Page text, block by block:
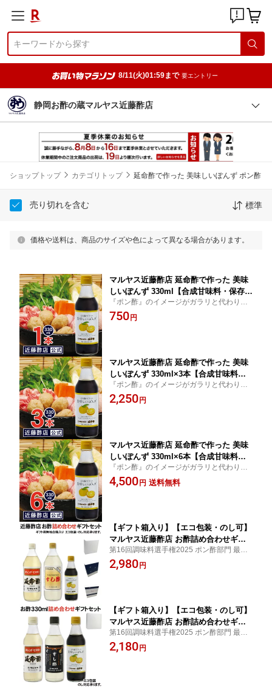
8/11(火)01:59まで 要エントリー
静岡お酢の蔵マルヤス近藤酢店
ショップトップ カテゴリトップ 延命酢で作った 美味しいぽんず ポン酢
売り切れを含む 標準
価格や送料は、商品のサイズや色によって異なる場合があります。
マルヤス近藤酢店 延命酢で作った 美味
しいぽんず 330ml【合成甘味料・保存料
未使用】【日本産、昆布だし、ゆず果
汁、醤油原料使用（大豆・小麦・食
『ポン酢』のイメージがガラリと代わりま
す！延命酢と国産原料を使って、やさしい
ぽん酢ができました！
750 円
マルヤス近藤酢店 延命酢で作った 美味
しいぽんず 330ml×3本【合成甘味料・
保存料未使用】【日本産、昆布だし、ゆ
ず果汁、醤油原料使用（大豆・小麦・食
『ポン酢』のイメージがガラリと代わりま
す！延命酢と国産原料を使って、やさしい
ぽん酢ができました！
2,250 円
マルヤス近藤酢店 延命酢で作った 美味
しいぽんず 330ml×6本【合成甘味料・
保存料未使用】【日本産、昆布だし、ゆ
ず果汁、醤油原料使用（大豆・小麦・食
『ポン酢』のイメージがガラリと代わりま
す！延命酢と国産原料を使って、やさしい
ぽん酢ができました！
4,500 円 送料無料
【ギフト箱入り】【エコ包装・のし可】
マルヤス近藤酢店 お酢詰め合わせギフ
トセット「延命酢 すし酢 延命酢で作っ
た美味しいぽん酢」各種1本計3本【レギ
第16回調味料選手権2025 ポン酢部門 最優
秀賞内祝い ご退職祝い 送別 定年 還暦祝い
誕生日 還暦 古希 喜寿 米寿 傘寿 卒寿 祝い
2,980 円
【ギフト箱入り】【エコ包装・のし可】
マルヤス近藤酢店 お酢詰め合わせギフ
トセット「延命酢 すし酢 延命酢で作っ
た美味しいぽん酢」各種1本計3本【レギ
第16回調味料選手権2025 ポン酢部門 最優
秀賞内祝い ご退職祝い 送別 定年 還暦祝い
誕生日 還暦 古希 喜寿 米寿 傘寿 卒寿 祝い
2,180 円